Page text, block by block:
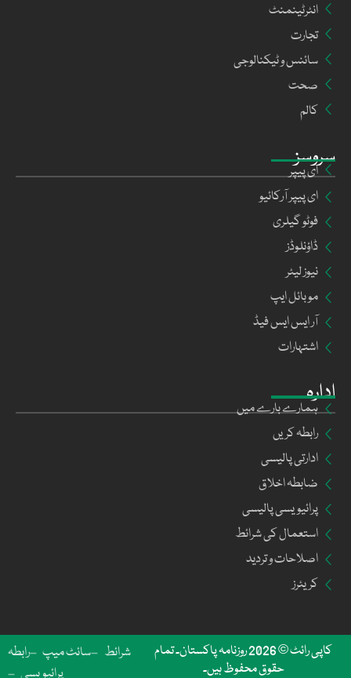
ادارہ
ہمارے بارے میں
رابطہ کریں
ادارتی پالیسی
ضابطہ اخلاق
پرائیویسی پالیسی
استعمال کی شرائط
اصلاحات و تردید
کریئرز
سروسز
ای پیپر
ای پیپر آرکائیو
فوٹو گیلری
ڈاؤنلوڈز
نیوز لیٹر
موبائل ایپ
آر ایس ایس فیڈ
اشتہارات
انٹرٹینمنٹ
تجارت
سائنس و ٹیکنالوجی
صحت
کالم
رابطہ سائٹ میپ
شرائط
پرائیویسی
کاپی رائٹ © 2026 روزنامہ پاکستان۔ تمام
حقوق محفوظ ہیں۔